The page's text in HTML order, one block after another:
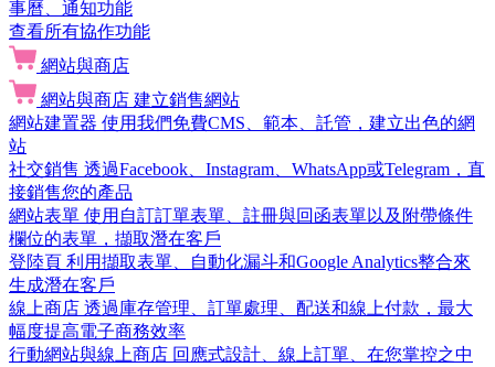
事曆、通知功能
查看所有協作功能
網站與商店
網站與商店 建立銷售網站
網站建置器 使用我們免費CMS、範本、託管，建立出色的網
站
社交銷售 透過Facebook、Instagram、WhatsApp或Telegram，直
接銷售您的產品
網站表單 使用自訂訂單表單、註冊與回函表單以及附帶條件
欄位的表單，擷取潛在客戶
登陸頁 利用擷取表單、自動化漏斗和Google Analytics整合來
生成潛在客戶
線上商店 透過庫存管理、訂單處理、配送和線上付款，最大
幅度提高電子商務效率
行動網站與線上商店 回應式設計、線上訂單、在您掌控之中